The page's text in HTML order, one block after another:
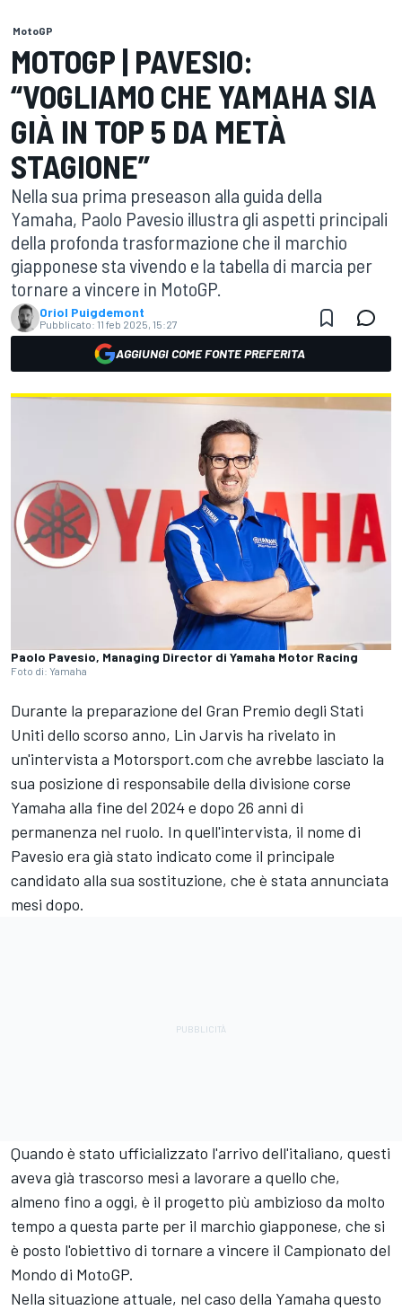
MotoGP
MOTOGP | PAVESIO:
“VOGLIAMO CHE YAMAHA SIA
GIÀ IN TOP 5 DA METÀ
STAGIONE”
Nella sua prima preseason alla guida della
Yamaha, Paolo Pavesio illustra gli aspetti principali
della profonda trasformazione che il marchio
giapponese sta vivendo e la tabella di marcia per
tornare a vincere in MotoGP.
Oriol Puigdemont
Pubblicato: 11 feb 2025, 15:27
AGGIUNGI COME FONTE PREFERITA
Paolo Pavesio, Managing Director di Yamaha Motor Racing
Foto di: Yamaha
Durante la preparazione del Gran Premio degli Stati
Uniti dello scorso anno, Lin Jarvis ha rivelato in
un'intervista a Motorsport.com che avrebbe lasciato la
sua posizione di responsabile della divisione corse
Yamaha alla fine del 2024 e dopo 26 anni di
permanenza nel ruolo. In quell'intervista, il nome di
Pavesio era già stato indicato come il principale
candidato alla sua sostituzione, che è stata annunciata
mesi dopo.
Quando è stato ufficializzato l'arrivo dell'italiano, questi
aveva già trascorso mesi a lavorare a quello che,
almeno fino a oggi, è il progetto più ambizioso da molto
tempo a questa parte per il marchio giapponese, che si
è posto l'obiettivo di tornare a vincere il Campionato del
Mondo di MotoGP.
Nella situazione attuale, nel caso della Yamaha questo